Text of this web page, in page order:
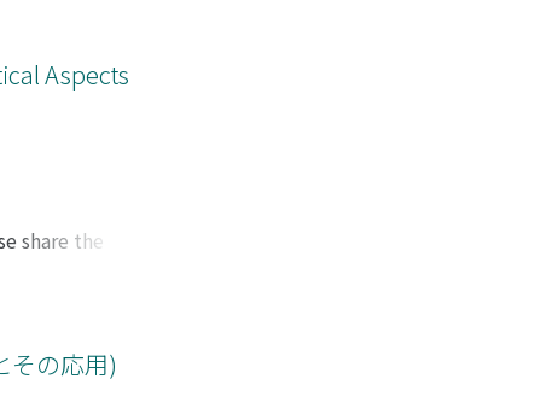
Aspects
share the
former two are
due to Laplace'
その応用)